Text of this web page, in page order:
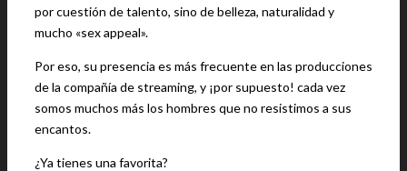
por cuestión de talento, sino de belleza, naturalidad y
mucho «sex appeal».
Por eso, su presencia es más frecuente en las producciones
de la compañía de streaming, y ¡por supuesto! cada vez
somos muchos más los hombres que no resistimos a sus
encantos.
¿Ya tienes una favorita?